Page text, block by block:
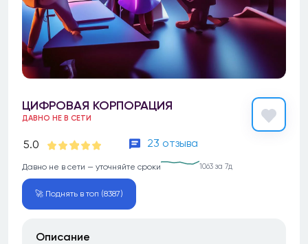
ЦИФРОВАЯ КОРПОРАЦИЯ
ДАВНО НЕ В СЕТИ
5.0 23 отзыва
Давно не в сети — уточняйте сроки 1063 за 7д
🚀 Поднять в топ (8387)
Описание